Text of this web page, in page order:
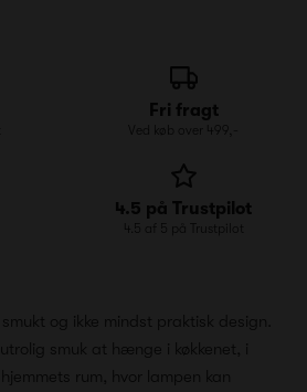
Fri fragt
Ved køb over 499,-
4.5 på Trustpilot
4.5 af 5 på Trustpilot
og ikke mindst praktisk design.
smuk at hænge i køkkenet, i
rum, hvor lampen kan